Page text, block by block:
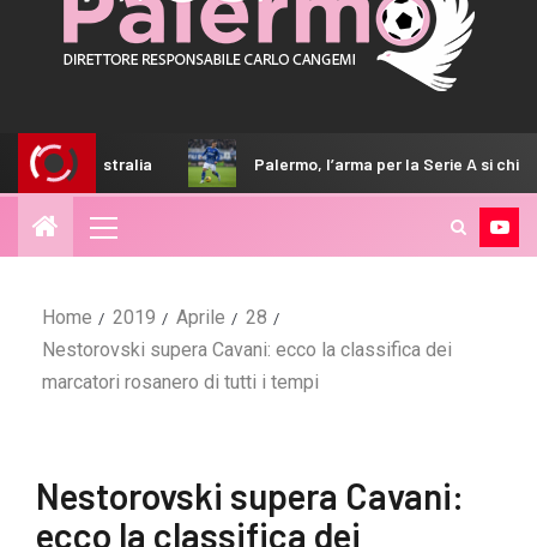
Palermo, l’arma per la Serie A si chiama Gabriel
Home 2019 Aprile
28
Nestorovski supera Cavani: ecco la classifica dei
marcatori rosanero di tutti i tempi
Nestorovski supera Cavani:
ecco la classifica dei